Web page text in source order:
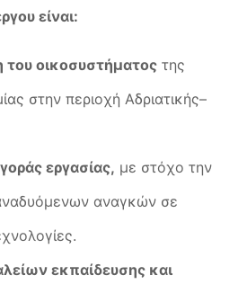
είναι:
οικοσυστήματος της
στην περιοχή Αδριατικής–
εργασίας, με στόχο την
αναγκών σε
εκπαίδευσης και